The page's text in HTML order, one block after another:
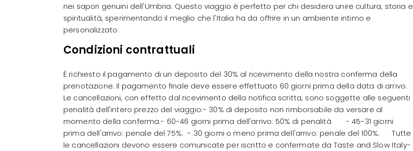
nei sapori genuini dell'Umbria. Questo viaggio è perfetto per chi desidera unire cultura, storia e
spiritualità, sperimentando il meglio che l'Italia ha da offrire in un ambiente intimo e
personalizzato.
Condizioni contrattuali
È richiesto il pagamento di un deposito del 30% al ricevimento della nostra conferma della
prenotazione. Il pagamento finale deve essere effettuato 60 giorni prima della data di arrivo.
Le cancellazioni, con effetto dal ricevimento della notifica scritta, sono soggette alle seguenti
penalità dell'intero prezzo del viaggio:- 30% di deposito non rimborsabile da versare al
momento della conferma.- 60-46 giorni prima dell'arrivo: 50% di penalità - 45-31 giorni
prima dell'arrivo: penale del 75%. - 30 giorni o meno prima dell'arrivo: penale del 100%. Tutte
le cancellazioni devono essere comunicate per iscritto e confermate da Taste and Slow Italy-